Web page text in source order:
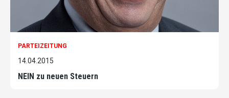
PARTEIZEITUNG
14.04.2015
NEIN zu neuen Steuern